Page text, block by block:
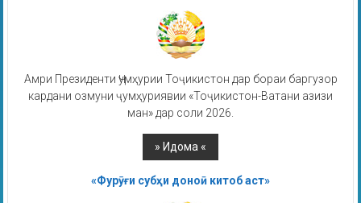
Амри Президенти Ҷумҳурии Тоҷикистон дар бораи баргузор
кардани озмуни ҷумҳуриявии «Тоҷикистон-Ватани азизи
ман» дар соли 2026.
«Фурӯғи субҳи доноӣ китоб аст»